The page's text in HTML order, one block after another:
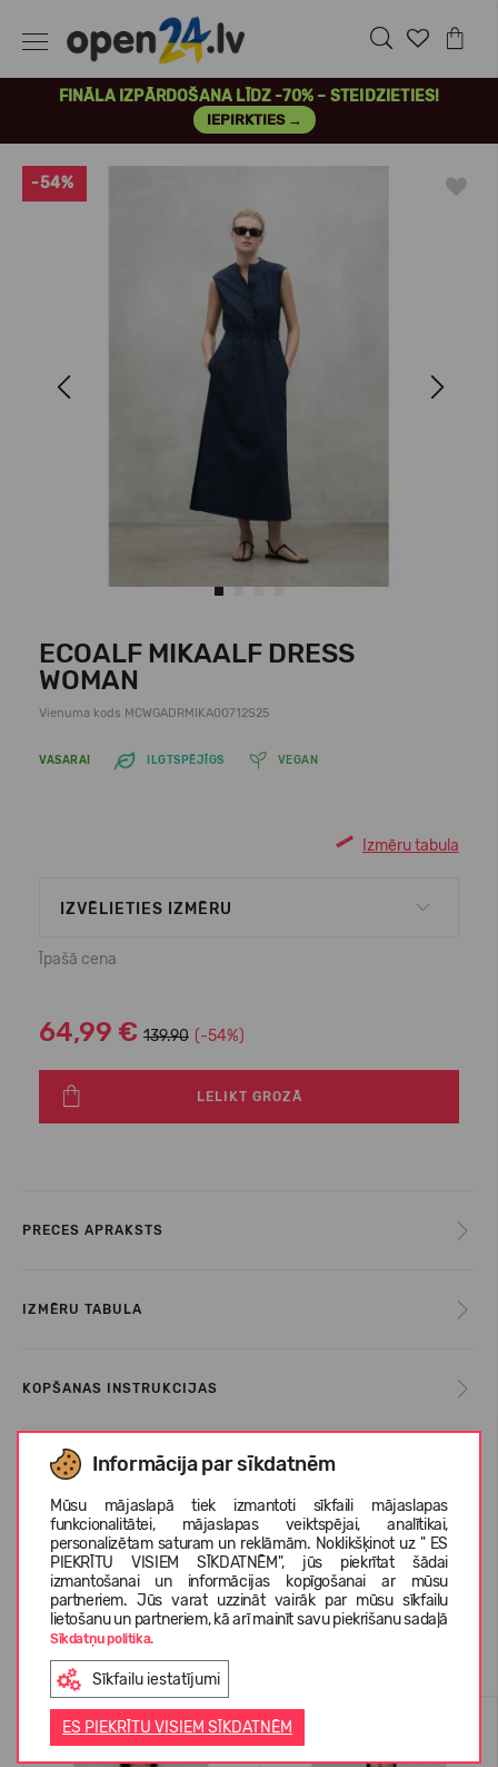
FINĀLA IZPĀRDOŠANA LĪDZ -70% – STEIDZIETIES!
IEPIRKTIES →
Informācija par sīkdatnēm
Mūsu mājaslapā tiek izmantoti sīkfaili mājaslapas
funkcionalitātei, mājaslapas veiktspējai, analītikai,
personalizētam saturam un reklāmām. Noklikšķinot uz " ES
PIEKRĪTU VISIEM SĪKDATNĒM", jūs piekrītat šādai
izmantošanai un informācijas kopīgošanai ar mūsu
partneriem. Jūs varat uzzināt vairāk par mūsu sīkfailu
lietošanu un partneriem, kā arī mainīt savu piekrišanu sadaļā
Sīkdatņu politika.
Sīkfailu iestatījumi
ES PIEKRĪTU VISIEM SĪKDATNĒM
Next
-54%
ECOALF MIKAALF DRESS
WOMAN
Vienuma kods MCWGADRMIKA00712S25
VASARAI ILGTSPĒJĪGS VEGAN
Izmēru tabula
IZVĒLIETIES IZMĒRU
Īpašā cena
64,99 € 139.90 (-54%)
LELIKT GROZĀ
PRECES APRAKSTS
IZMĒRU TABULA
KOPŠANAS INSTRUKCIJAS
PAR ECOALF
KLIENTU ATSAUKSMES (0)
-54%
VASARAI
-55%
VASARAI